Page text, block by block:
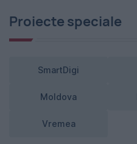
Proiecte speciale
SmartDigi
Moldova
Vremea